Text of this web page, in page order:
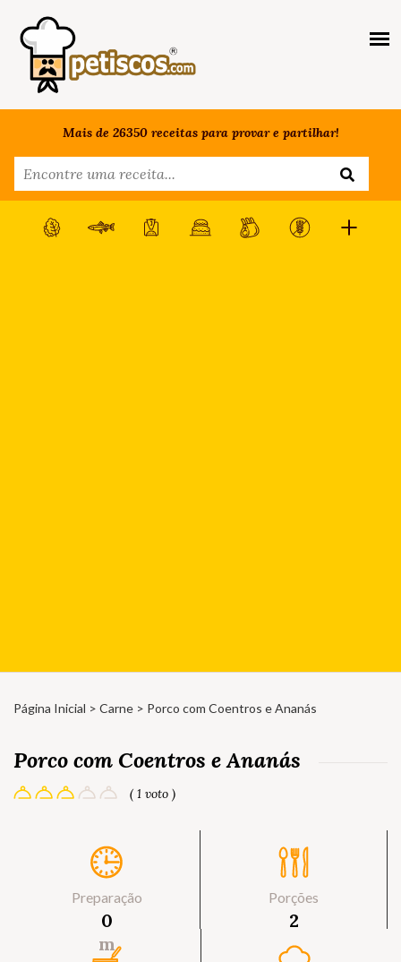
Mais de 26350 receitas para provar e partilhar!
Página Inicial > Carne > Porco com Coentros e Ananás
Porco com Coentros e Ananás
( 1 voto )
Preparação
0
m
Porções
2